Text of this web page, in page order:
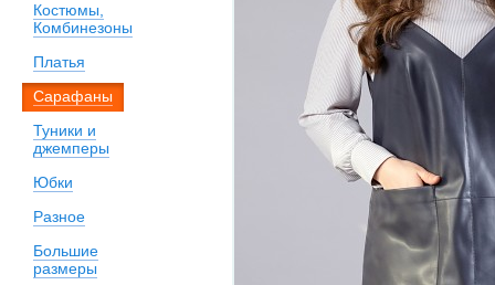
Костюмы,
Комбинезоны
Платья
Сарафаны
Туники и
джемперы
Юбки
Разное
Большие
размеры